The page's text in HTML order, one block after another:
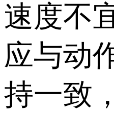
速度不
应与动
持一致